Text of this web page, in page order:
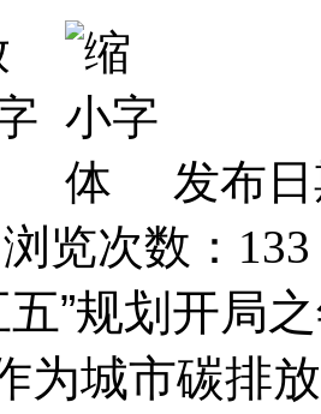
发布
览次数： 133
五”规划开局
为城市碳排